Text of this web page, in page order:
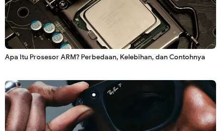
Apa Itu Prosesor ARM? Perbedaan, Kelebihan, dan Contohnya